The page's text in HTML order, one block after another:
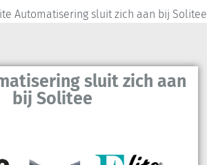
Automatisering sluit zich aan bij Solitee
sluit zich aan
bij Solitee